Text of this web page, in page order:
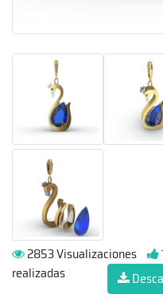
2853 Visualizaciones
realizadas